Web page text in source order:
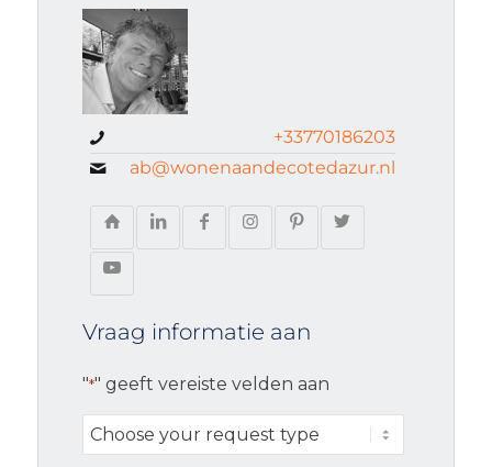
+33770186203
ab@wonenaandecotedazur.nl
Vraag informatie aan
"*" geeft vereiste velden aan
Choose
your